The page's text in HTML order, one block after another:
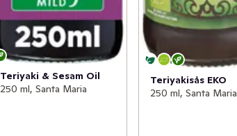
Teriyaki & Sesam Oil
250 ml, Santa Maria
Teriyakisås EKO
250 ml, Santa Maria